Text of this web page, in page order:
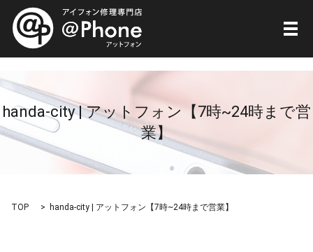
メ
handa-city | アットフォン【7時~24時まで営
業】
TOP handa-city | アットフォン【7時~24時まで営業】